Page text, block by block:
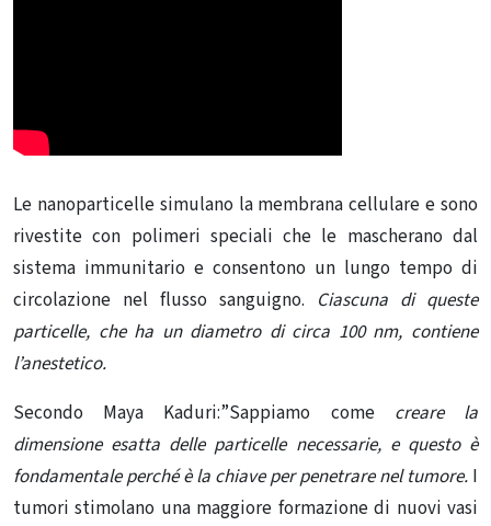
Le nanoparticelle simulano la membrana cellulare e sono
rivestite con polimeri speciali che le mascherano dal
sistema immunitario e consentono un lungo tempo di
circolazione nel flusso sanguigno. Ciascuna di queste
particelle, che ha un diametro di circa 100 nm, contiene
l’anestetico.
Secondo Maya Kaduri:”Sappiamo comecreare la
dimensione esatta delle particelle necessarie, e questo è
fondamentale perché è la chiave per penetrare nel tumore. I
tumori stimolano una maggiore formazione di nuovi vasi